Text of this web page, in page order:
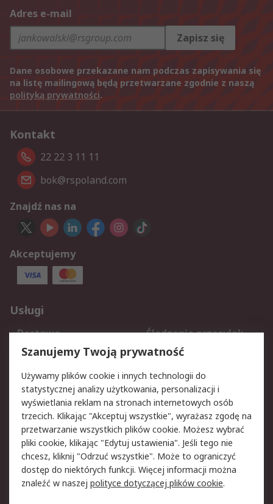
Adres e-mail
Zapisz się
Dane osobowe przekazane nam podczas zapisywania się
na listę mailingową będą przetwarzane zgodnie z naszą
polityką prywatności.
Kontakt
22 22 3 11 11
bok@rspoland.com
Znajdź nas na
Akceptujemy
Usługi
Dostawa
Śledzenie przesyłek
Reklamacje i zwroty
Rejestracja
Aspekty prawne
Bezpieczeństwo e-
maila
Polityka dotycząca
plików cookie
Polityka prywatności
Użytkowanie witryny
Zastrzeżenia prawne
Warunki Sprzedaży
Szanujemy Twoją prywatność
Używamy plików cookie i innych technologii do
statystycznej analizy użytkowania, personalizacji i
wyświetlania reklam na stronach internetowych osób
trzecich. Klikając "Akceptuj wszystkie", wyrażasz zgodę na
przetwarzanie wszystkich plików cookie. Możesz wybrać
pliki cookie, klikając "Edytuj ustawienia". Jeśli tego nie
chcesz, kliknij "Odrzuć wszystkie". Może to ograniczyć
dostęp do niektórych funkcji. Więcej informacji można
znaleźć w naszej polityce dotyczącej plików cookie.